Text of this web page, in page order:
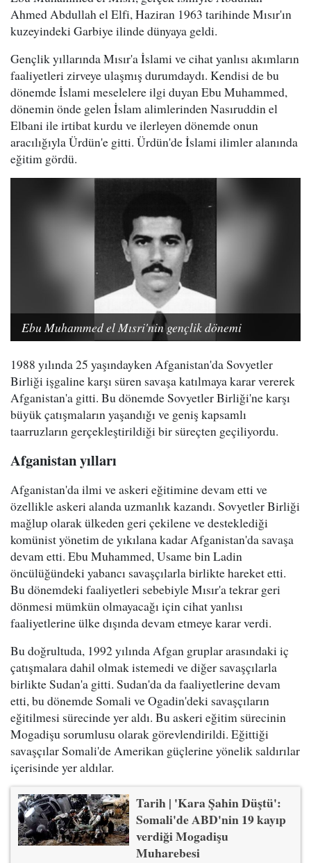
Ahmed Abdullah el Elfi, Haziran 1963 tarihinde Mısır'ın
kuzeyindeki Garbiye ilinde dünyaya geldi.
Gençlik yıllarında Mısır'a İslami ve cihat yanlısı akımların
faaliyetleri zirveye ulaşmış durumdaydı. Kendisi de bu
dönemde İslami meselelere ilgi duyan Ebu Muhammed,
dönemin önde gelen İslam alimlerinden Nasıruddin el
Elbani ile irtibat kurdu ve ilerleyen dönemde onun
aracılığıyla Ürdün'e gitti. Ürdün'de İslami ilimler alanında
eğitim gördü.
Ebu Muhammed el Mısri'nin gençlik dönemi
1988 yılında 25 yaşındayken Afganistan'da Sovyetler
Birliği işgaline karşı süren savaşa katılmaya karar vererek
Afganistan'a gitti. Bu dönemde Sovyetler Birliği'ne karşı
büyük çatışmaların yaşandığı ve geniş kapsamlı
taarruzların gerçekleştirildiği bir süreçten geçiliyordu.
Afganistan yılları
Afganistan'da ilmi ve askeri eğitimine devam etti ve
özellikle askeri alanda uzmanlık kazandı. Sovyetler Birliği
mağlup olarak ülkeden geri çekilene ve desteklediği
komünist yönetim de yıkılana kadar Afganistan'da savaşa
devam etti. Ebu Muhammed, Usame bin Ladin
öncülüğündeki yabancı savaşçılarla birlikte hareket etti.
Bu dönemdeki faaliyetleri sebebiyle Mısır'a tekrar geri
dönmesi mümkün olmayacağı için cihat yanlısı
faaliyetlerine ülke dışında devam etmeye karar verdi.
Bu doğrultuda, 1992 yılında Afgan gruplar arasındaki iç
çatışmalara dahil olmak istemedi ve diğer savaşçılarla
birlikte Sudan'a gitti. Sudan'da da faaliyetlerine devam
etti, bu dönemde Somali ve Ogadin'deki savaşçıların
eğitilmesi sürecinde yer aldı. Bu askeri eğitim sürecinin
Mogadişu sorumlusu olarak görevlendirildi. Eğittiği
savaşçılar Somali'de Amerikan güçlerine yönelik saldırılar
içerisinde yer aldılar.
Tarih | 'Kara Şahin Düştü':
Somali'de ABD'nin 19 kayıp
verdiği Mogadişu
Muharebesi